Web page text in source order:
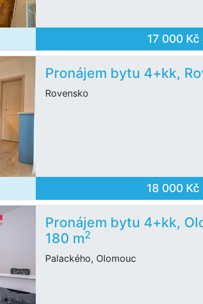
17 000 Kč
Pronájem bytu 4+kk,
Rovensko
18 000 Kč
Pronájem bytu 4+kk,
180 m2
Palackého, Olomouc